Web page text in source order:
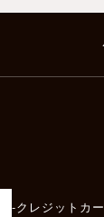
-クレジットカ